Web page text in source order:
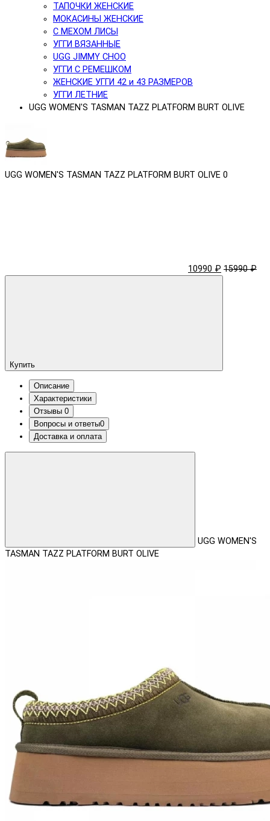
ТАПОЧКИ ЖЕНСКИЕ
МОКАСИНЫ ЖЕНСКИЕ
С МЕХОМ ЛИСЫ
УГГИ ВЯЗАННЫЕ
UGG JIMMY CHOO
УГГИ С РЕМЕШКОМ
ЖЕНСКИЕ УГГИ 42 и 43 РАЗМЕРОВ
УГГИ ЛЕТНИЕ
UGG WOMEN'S TASMAN TAZZ PLATFORM BURT OLIVE
UGG WOMEN'S TASMAN TAZZ PLATFORM BURT OLIVE 0
10990 ₽ 15990 ₽
Купить
Описание
Характеристики
Отзывы 0
Вопросы и ответы0
Доставка и оплата
UGG WOMEN'S
TASMAN TAZZ PLATFORM BURT OLIVE